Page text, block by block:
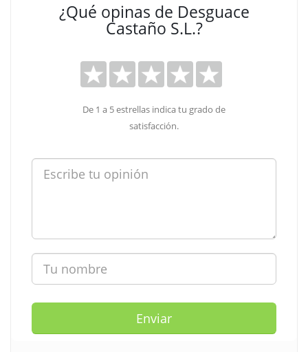
¿Qué opinas de Desguace
Castaño S.L.?
De 1 a 5 estrellas indica tu grado de
satisfacción.
Enviar